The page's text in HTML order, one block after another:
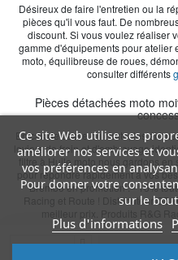
Ce site Web utilise ses
améliorer nos services et
vos préférences en
Pour donner votre
sur le
Plus d'informations
Désireux de faire l'entretien ou la
pièces qu'il vous faut. De
discount. Si vous voulez réaliser
gamme d'équipements pour atelier
moto, équilibreuse de roues,
consulter différents
Pièces détachées moto
En cas de casse ou chute, les
leviers de frein et d'embrayage
filtre à Huile moto nous gardons
pour répondre rapidement à vos
Brembo en promotion : - 15%
Racing et Route ! Distributeur GB